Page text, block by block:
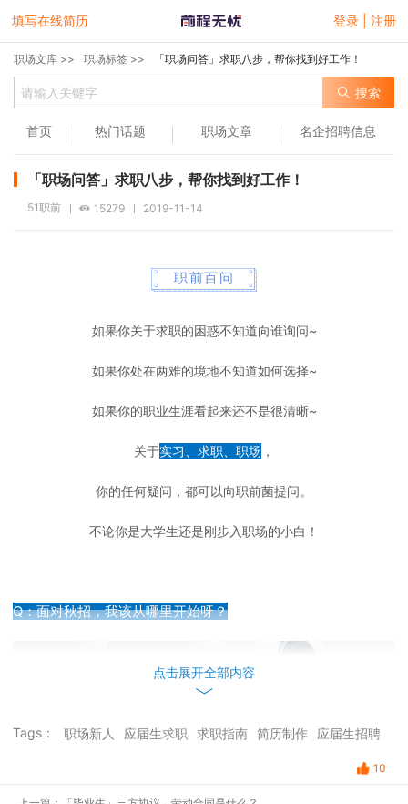
填写在线简历 登录 | 注册
职场文库 >> 职场标签 >> 「职场问答」求职八步，帮你找到好工作！
搜索
首页 热门话题 职场文章 名企招聘信息
「职场问答」求职八步，帮你找到好工作！
51职前 15279 2019-11-14
职前百问
如果你关于求职的困惑不知道向谁询问~
如果你处在两难的境地不知道如何选择~
如果你的职业生涯看起来还不是很清晰~
关于实习、求职、职场 ，
你的任何疑问，都可以向职前菌提问。
不论你是大学生还是刚步入职场的小白！
Q：面对秋招，我该从哪里开始呀？
点击展开全部内容
Tags： 职场新人 应届生求职 求职指南 简历制作 应届生招聘
10